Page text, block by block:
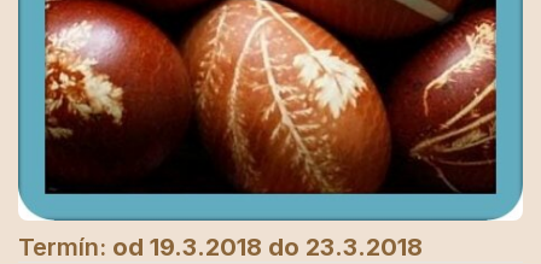
Termín: od 19.3.2018 do 23.3.2018